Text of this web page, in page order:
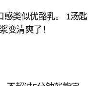
感类似优酪乳。 1汤匙
变清爽了！